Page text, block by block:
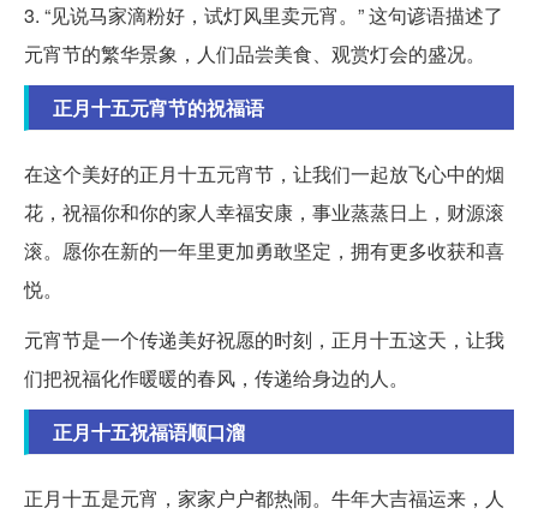
3. “见说马家滴粉好，试灯风里卖元宵。” 这句谚语描述了
元宵节的繁华景象，人们品尝美食、观赏灯会的盛况。
正月十五元宵节的祝福语
在这个美好的正月十五元宵节，让我们一起放飞心中的烟
花，祝福你和你的家人幸福安康，事业蒸蒸日上，财源滚
滚。愿你在新的一年里更加勇敢坚定，拥有更多收获和喜
悦。
元宵节是一个传递美好祝愿的时刻，正月十五这天，让我
们把祝福化作暖暖的春风，传递给身边的人。
正月十五祝福语顺口溜
正月十五是元宵，家家户户都热闹。牛年大吉福运来，人